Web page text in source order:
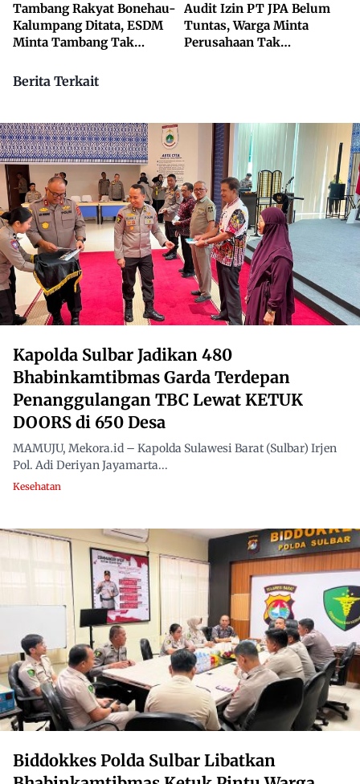
Tambang Rakyat Bonehau-
Kalumpang Ditata, ESDM
Minta Tambang Tak
Audit Izin PT JPA Belum
Tuntas, Warga Minta
Perusahaan Tak
Berita Terkait
Kapolda Sulbar Jadikan 480
Bhabinkamtibmas Garda Terdepan
Penanggulangan TBC Lewat KETUK
DOORS di 650 Desa
MAMUJU, Mekora.id – Kapolda Sulawesi Barat (Sulbar) Irjen
Pol. Adi Deriyan Jayamarta...
Kesehatan
Biddokkes Polda Sulbar Libatkan